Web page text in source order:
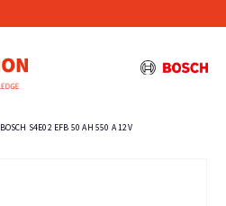
BOSCH S4E02 EFB 50 AH 550 A 12V